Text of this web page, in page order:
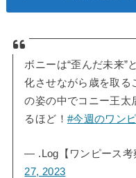
ボニーは“歪んだ未来”
化させながら歳を取る
の姿の中でコニー王太
るほど！ #今週のワンピ
— .Log【ワンピース考
27, 2023